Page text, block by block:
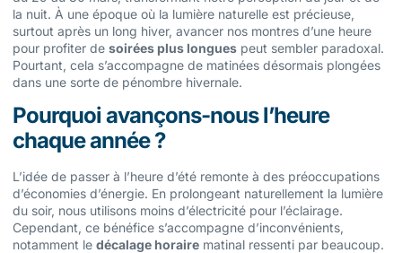
la nuit. À une époque où la lumière naturelle est précieuse,
surtout après un long hiver, avancer nos montres d’une heure
pour profiter de soirées plus longues peut sembler paradoxal.
Pourtant, cela s’accompagne de matinées désormais plongées
dans une sorte de pénombre hivernale.
Pourquoi avançons-nous l’heure
chaque année ?
L’idée de passer à l’heure d’été remonte à des préoccupations
d’économies d’énergie. En prolongeant naturellement la lumière
du soir, nous utilisons moins d’électricité pour l’éclairage.
Cependant, ce bénéfice s’accompagne d’inconvénients,
notamment le décalage horaire matinal ressenti par beaucoup.